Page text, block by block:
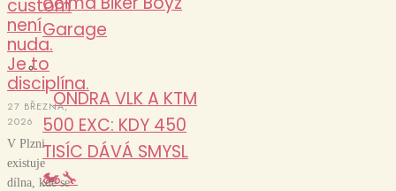
Garage
ONDRA VLK A KTM
500 EXC: KDY 450
TISÍC DÁVÁ SMYSL
🏍️🔧
custom
není
nuda.
Je to
disciplína.
27 BŘEZNA,
2026
V Plzni
existuje
dílna, kde se